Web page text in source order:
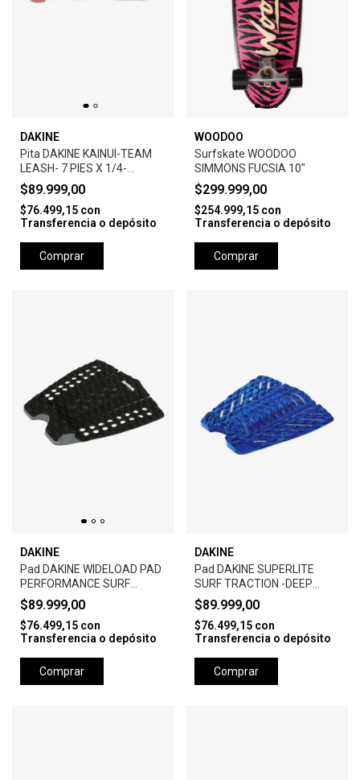
DAKINE
Pita DAKINE KAINUI-TEAM
LEASH- 7 PIES X 1/4-
SHADOW
$89.999,00
$76.499,15 con
Transferencia o depósito
Comprar
WOODOO
Surfskate WOODOO
SIMMONS FUCSIA 10"
$299.999,00
$254.999,15 con
Transferencia o depósito
Comprar
DAKINE
Pad DAKINE WIDELOAD PAD
PERFORMANCE SURF
TRACTION - BLACK
$89.999,00
$76.499,15 con
Transferencia o depósito
Comprar
DAKINE
Pad DAKINE SUPERLITE
SURF TRACTION -DEEP
BLUE
$89.999,00
$76.499,15 con
Transferencia o depósito
Comprar